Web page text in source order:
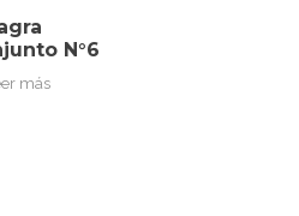
N°6
más